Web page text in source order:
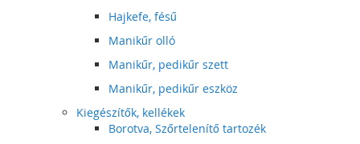
Hajkefe, fésű
Manikűr olló
Manikűr, pedikűr szett
Manikűr, pedikűr eszköz
Kiegészítők, kellékek
Borotva, Szőrtelenítő tartozék